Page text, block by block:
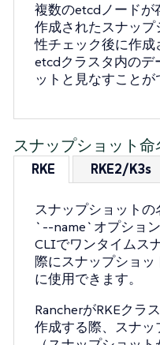
複数のetcdノードが
作成されたスナッ
性チェック後に作成
etcdクラスタ内のデ
ットと見なすことが
スナップショット命
RKE RKE2/K3s
スナップショットの
`--name`オプショ
CLIでワンタイムス
際にスナップショ
に使用できます。
RancherがRKEクラ
作成する際、スナ